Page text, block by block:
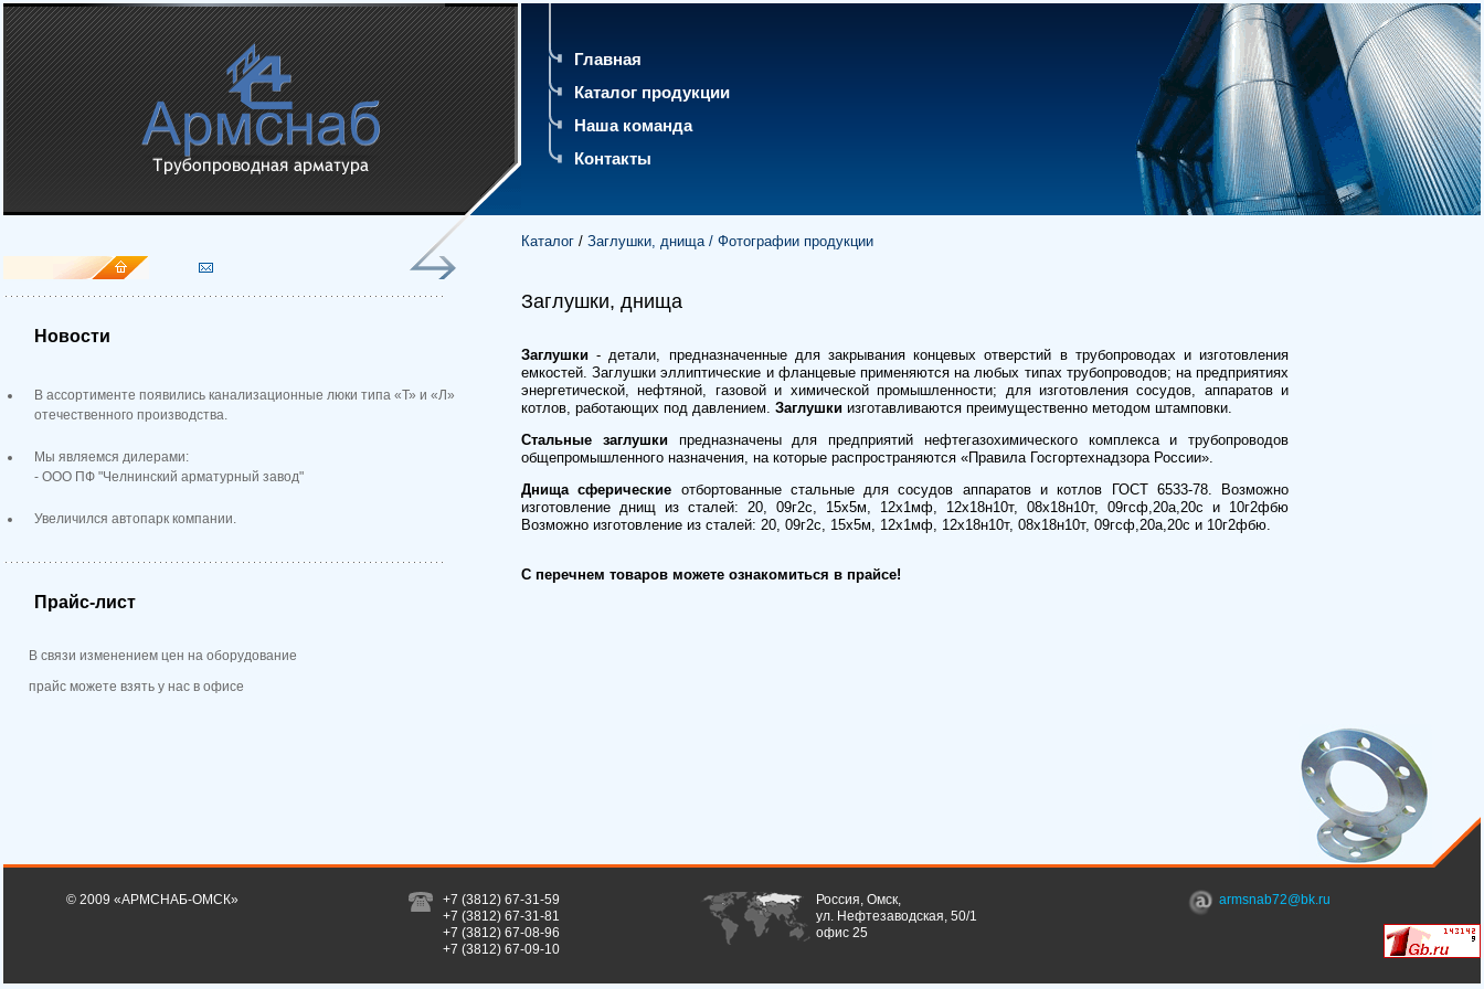
Главная
Каталог продукции
Наша команда
Контакты
Новости
В ассортименте появились канализационные люки типа «Т» и «Л»
отечественного производства.
Мы являемся дилерами:
- ООО ПФ "Челнинский арматурный завод"
Увеличился автопарк компании.
Прайс-лист
В связи изменением цен на оборудование
прайс можете взять у нас в офисе
Каталог / Заглушки, днища / Фотографии продукции
Заглушки, днища
Заглушки - детали, предназначенные для закрывания концевых отверстий в трубопроводах и изготовления
емкостей. Заглушки эллиптические и фланцевые применяются на любых типах трубопроводов; на предприятиях
энергетической, нефтяной, газовой и химической промышленности; для изготовления сосудов, аппаратов и
котлов, работающих под давлением. Заглушки изготавливаются преимущественно методом штамповки.
Стальные заглушкипредназначены для предприятий нефтегазохимического комплекса и трубопроводов
общепромышленного назначения, на которые распространяются «Правила Госгортехнадзора России».
Днища сферические отбортованные стальные для сосудов аппаратов и котлов ГОСТ 6533-78. Возможно
изготовление днищ из сталей: 20, 09г2с, 15х5м, 12х1мф, 12х18н10т, 08х18н10т, 09гсф,20а,20с и 10г2фбю
Возможно изготовление из сталей: 20, 09г2с, 15х5м, 12х1мф, 12х18н10т, 08х18н10т, 09гсф,20а,20с и 10г2фбю.
С перечнем товаров можете ознакомиться в прайсе!
© 2009 «АРМСНАБ-ОМСК»
+7 (3812) 67-31-59
+7 (3812) 67-31-81
+7 (3812) 67-08-96
+7 (3812) 67-09-10
Россия, Омск,
ул. Нефтезаводская, 50/1
офис 25
armsnab72@bk.ru